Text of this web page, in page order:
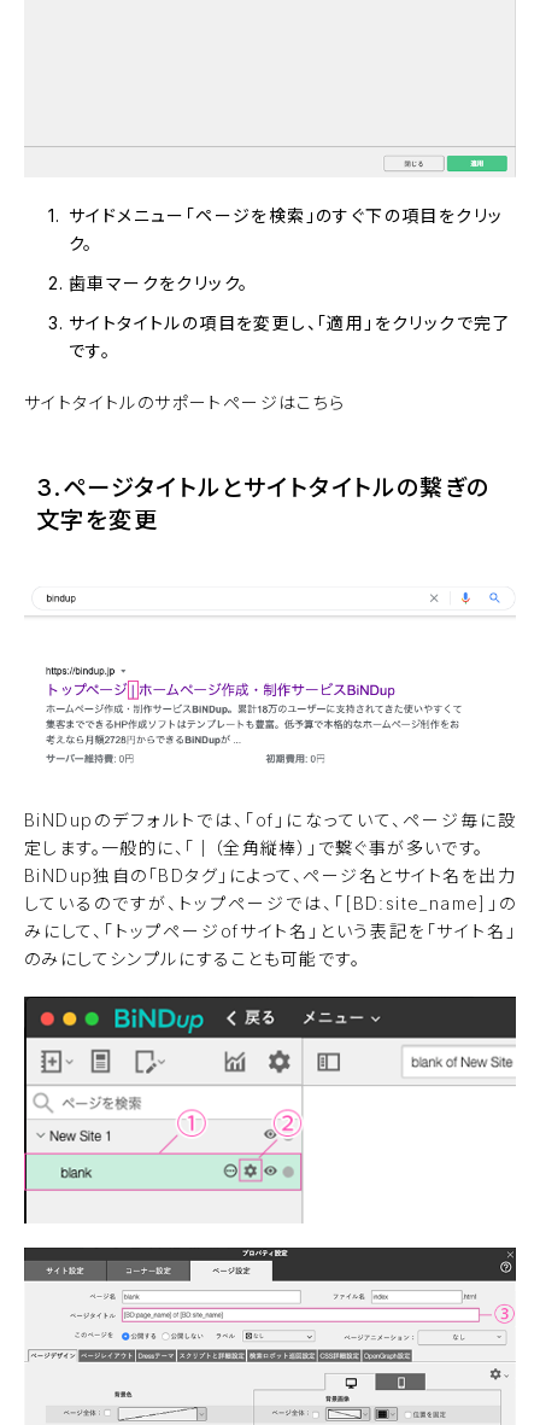
サイドメニュー「ページを検索」のすぐ下の項目をクリッ
ク。
歯車マークをクリック。
サイトタイトルの項目を変更し、「適用」をクリックで完了
です。
サイトタイトルのサポートページはこちら
3.ページタイトルとサイトタイトルの繋ぎの
文字を変更
BiNDupのデフォルトでは、「of」になっていて、ページ毎に設
定します。一般的に、「│（全角縦棒）」で繋ぐ事が多いです。
BiNDup独自の「BDタグ」によって、ページ名とサイト名を出力
しているのですが、トップページでは、「[BD:site_name]」の
みにして、「トップページofサイト名」という表記を「サイト名」
のみにしてシンプルにすることも可能です。